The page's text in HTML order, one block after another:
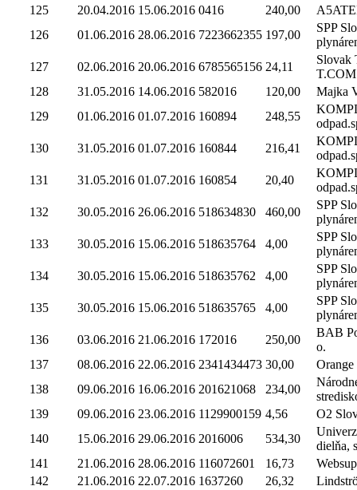
125
20.04.2016 15.06.2016 0416 240,00
126
01.06.2016 28.06.2016 7223662355 197,00
SPP
127
02.06.2016 20.06.2016 6785565156 24,11
Slovak
T.COM
128
31.05.2016 14.06.2016 582016 120,00
Majka
129
01.06.2016 01.07.2016 160894 248,55
130
31.05.2016 01.07.2016 160844 216,41
131
31.05.2016 01.07.2016 160854 20,40
132
30.05.2016 26.06.2016 518634830 460,00
SPP
133
30.05.2016 15.06.2016 518635764 4,00
SPP
134
30.05.2016 15.06.2016 518635762 4,00
SPP
135
30.05.2016 15.06.2016 518635765 4,00
SPP
136
03.06.2016 21.06.2016 172016 250,00
BAB
o.
137
08.06.2016 22.06.2016 2341434473 30,00
Orange
138
09.06.2016 16.06.2016 201621068 234,00
139
09.06.2016 23.06.2016 1129900159 4,56
O2
140
15.06.2016 29.06.2016 2016006 534,30
dielňa,
141
21.06.2016 28.06.2016 116072601 16,73
142
21.06.2016 22.07.2016 1637260 26,32